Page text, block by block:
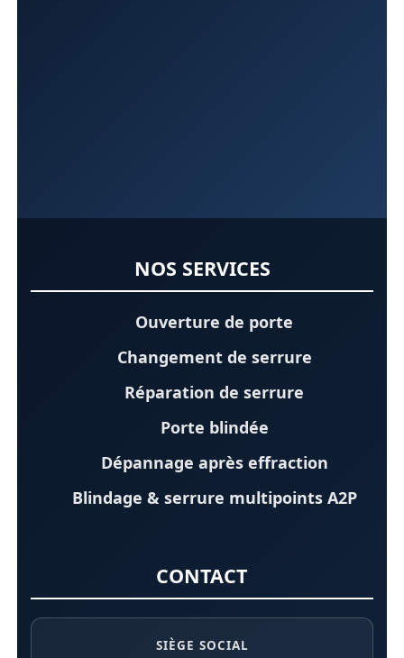
NOS SERVICES
Ouverture de porte
Changement de serrure
Réparation de serrure
Porte blindée
Dépannage après effraction
Blindage & serrure multipoints A2P
CONTACT
SIÈGE SOCIAL